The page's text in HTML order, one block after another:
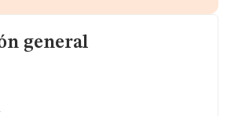
general
y registral complementaria.